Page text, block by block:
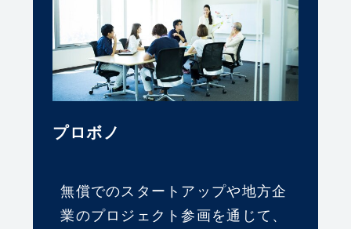
プロボノ
無償でのスタートアップや地方企
業のプロジェクト参画を通じて、